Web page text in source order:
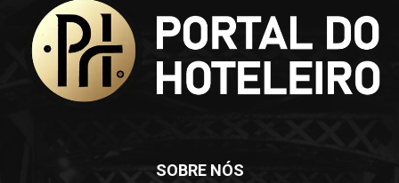
SOBRE NÓS